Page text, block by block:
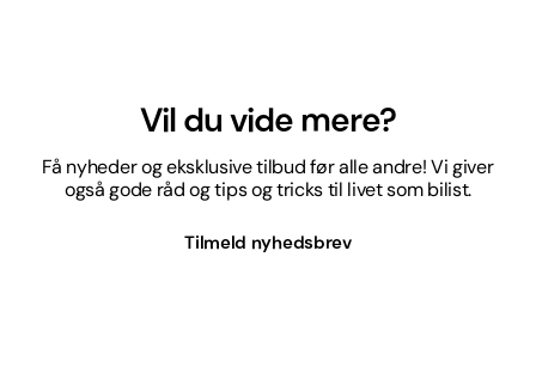
Vil du vide mere?
Få nyheder og eksklusive tilbud før alle andre! Vi giver
også gode råd og tips og tricks til livet som bilist.
Tilmeld nyhedsbrev